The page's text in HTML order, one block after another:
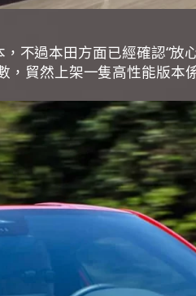
不過本田方面已經確認“
貿然上架一隻高性能版